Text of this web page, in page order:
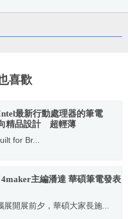
喜歡
最新行動處理器的筆電
精品設計 超輕薄
for Br...
主編潘達 華碩筆電發表
展開展前夕，華碩大家長施...